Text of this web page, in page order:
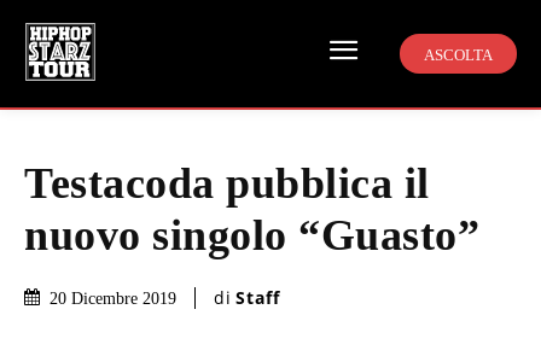
ASCOLTA
Testacoda pubblica il
nuovo singolo “Guasto”
20 Dicembre 2019 di Staff